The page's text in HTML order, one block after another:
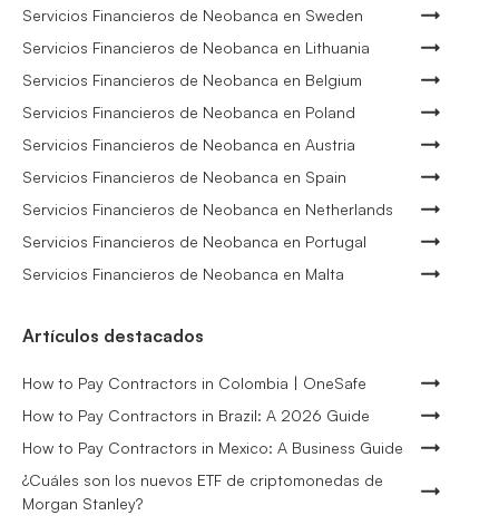
Servicios Financieros de Neobanca en Sweden
Servicios Financieros de Neobanca en Lithuania
Servicios Financieros de Neobanca en Belgium
Servicios Financieros de Neobanca en Poland
Servicios Financieros de Neobanca en Austria
Servicios Financieros de Neobanca en Spain
Servicios Financieros de Neobanca en Netherlands
Servicios Financieros de Neobanca en Portugal
Servicios Financieros de Neobanca en Malta
Artículos destacados
How to Pay Contractors in Colombia | OneSafe
How to Pay Contractors in Brazil: A 2026 Guide
How to Pay Contractors in Mexico: A Business Guide
¿Cuáles son los nuevos ETF de criptomonedas de
Morgan Stanley?